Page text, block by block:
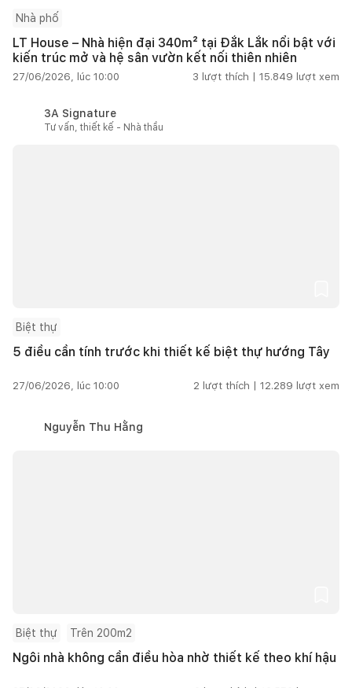
Nhà phố
LT House – Nhà hiện đại 340m² tại Đắk Lắk nổi bật với
kiến trúc mở và hệ sân vườn kết nối thiên nhiên
27/06/2026, lúc 10:00 3 lượt thích | 15.849 lượt xem
3A Signature
Tư vấn, thiết kế - Nhà thầu
Biệt thự
5 điều cần tính trước khi thiết kế biệt thự hướng Tây
27/06/2026, lúc 10:00 2 lượt thích | 12.289 lượt xem
Nguyễn Thu Hằng
Biệt thự Trên 200m2
Ngôi nhà không cần điều hòa nhờ thiết kế theo khí hậu